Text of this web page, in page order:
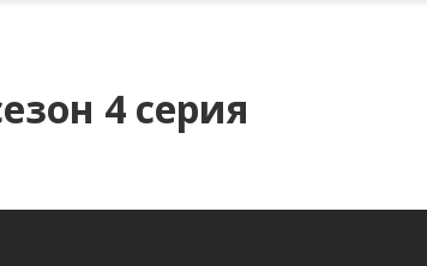
4 серия